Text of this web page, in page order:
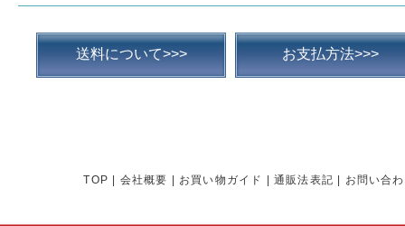
送料について>>> お支払方法>>>
TOP 会社概要 お買い物ガイド 通販法表記 お問い合